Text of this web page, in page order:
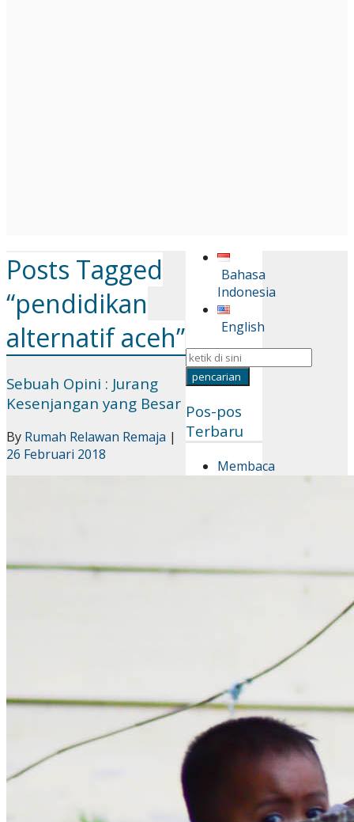
Bahasa
Indonesia
English
Pos-pos
Terbaru
Membaca
Halaman
Lanskap,
Merawat
Hubungan
Catatan
Lapangan
Membawa
Bantuan
Posts Tagged
“pendidikan
alternatif aceh”
Sebuah Opini : Jurang
Kesenjangan yang Besar
By Rumah Relawan Remaja |
26 Februari 2018